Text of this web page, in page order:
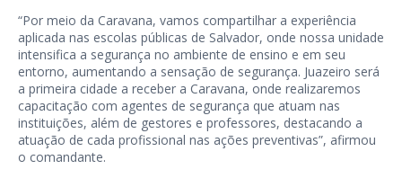
“Por meio da Caravana, vamos compartilhar a experiência
aplicada nas escolas públicas de Salvador, onde nossa unidade
intensifica a segurança no ambiente de ensino e em seu
entorno, aumentando a sensação de segurança. Juazeiro será
a primeira cidade a receber a Caravana, onde realizaremos
capacitação com agentes de segurança que atuam nas
instituições, além de gestores e professores, destacando a
atuação de cada profissional nas ações preventivas”, afirmou
o comandante.